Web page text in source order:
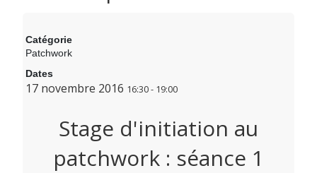
Catégorie
Patchwork
Dates
17 novembre 2016 16:30- 19:00
Stage d'initiation au
patchwork : séance 1